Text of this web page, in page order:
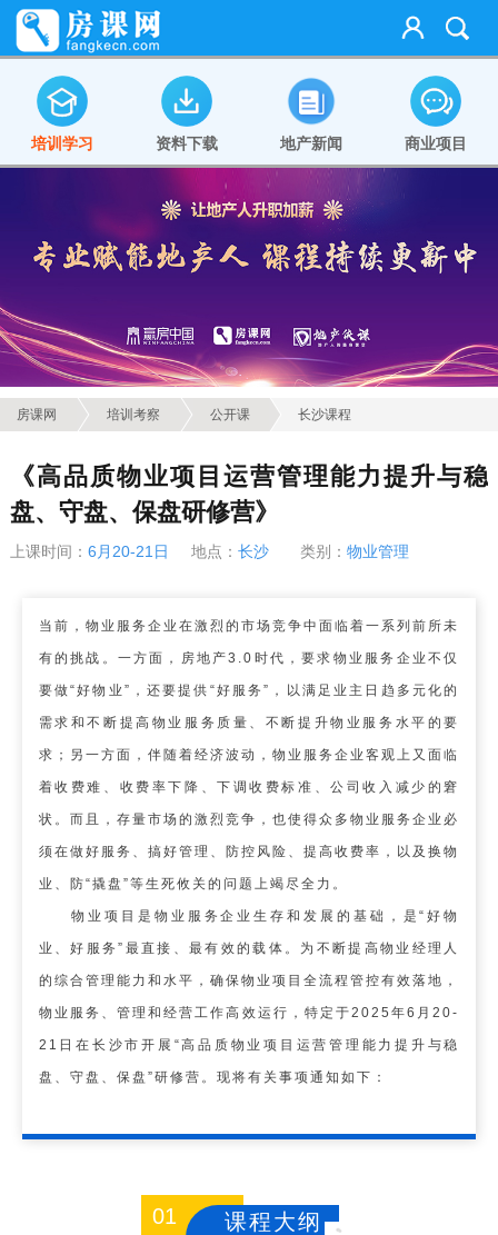
培训学习 资料下载 地产新闻 商业项目
房课网 培训考察 公开课 长沙课程
《高品质物业项目运营管理能力提升与稳
盘、守盘、保盘研修营》
上课时间： 6月20-21日 地点： 长沙类别： 物业管理
当前，物业服务企业在激烈的市场竞争中面临着一系列前所未
有的挑战。一方面，房地产3.0时代，要求物业服务企业不仅
要做“好物业”，还要提供“好服务”，以满足业主日趋多元化的
需求和不断提高物业服务质量、不断提升物业服务水平的要
求；另一方面，伴随着经济波动，物业服务企业客观上又面临
着收费难、收费率下降、下调收费标准、公司收入减少的窘
状。而且，存量市场的激烈竞争，也使得众多物业服务企业必
须在做好服务、搞好管理、防控风险、提高收费率，以及换物
业、防“撬盘”等生死攸关的问题上竭尽全力。
物业项目是物业服务企业生存和发展的基础，是“好物
业、好服务”最直接、最有效的载体。为不断提高物业经理人
的综合管理能力和水平，确保物业项目全流程管控有效落地，
物业服务、管理和经营工作高效运行，特定于2025年6月20-
21日在长沙市开展“高品质物业项目运营管理能力提升与稳
盘、守盘、保盘”研修营。现将有关事项通知如下：
01 课程大纲